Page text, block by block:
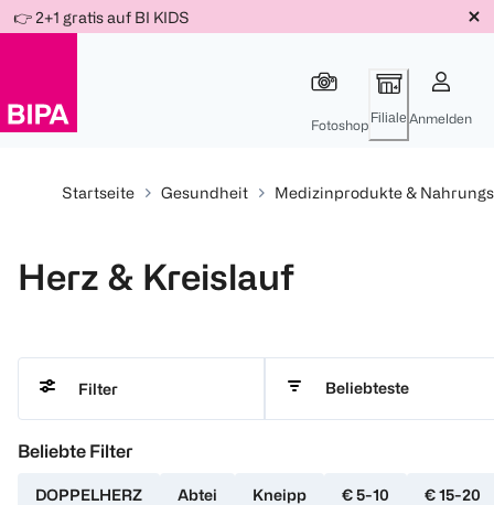
Für
Für
Für
Weiter
zum
👉 2+1 gratis auf BI KIDS
Fotoshop Filiale Anmelden
Startseite Gesundheit Medizinprodukte &
Herz & Kreislauf
Filter Beliebteste
Beliebte Filter
DOPPELHERZ Abtei Kneipp € 5-10 € 15-20